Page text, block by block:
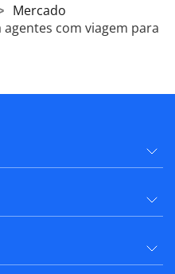
Mercado
com viagem para